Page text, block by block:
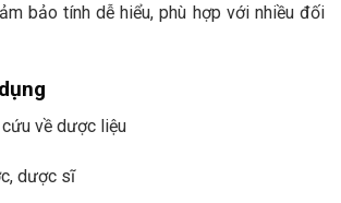
bảo tính dễ hiểu, phù hợp với nhiều đối
về dược liệu
dược sĩ